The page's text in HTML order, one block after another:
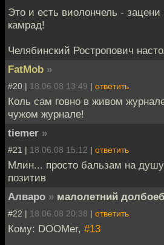
Это и есть виолончель -
камрад!
Челябинский Ростропович
FatMob »
#20 | 18.06.08 13:49 | ответить
Коль сам говно в живом
чужом журнале!
tiemer »
#21 | 18.06.08 15:12 | ответить
Млин... просто бальзам на
позитив
Алваро » малолетний долбоеб
#22 | 18.06.08 20:38 | ответить
Кому: DOOMer, #13